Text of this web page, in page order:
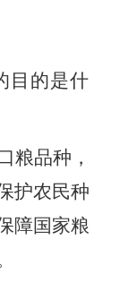
目的是什
粮品种，
护农民种
障国家粮